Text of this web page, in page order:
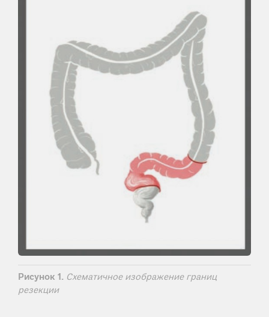
Рисунок 1. Схематичное изображение границ
резекции